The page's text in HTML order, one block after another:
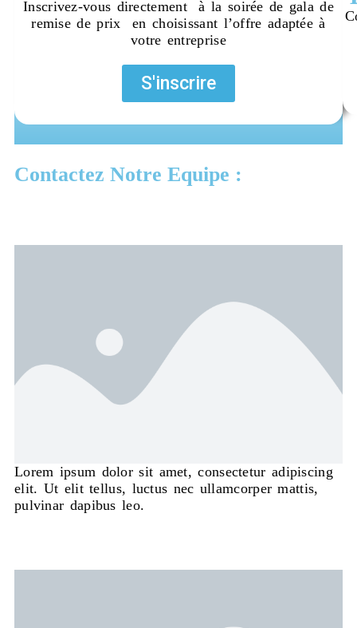
Inscrivez-vous directement à la soirée de gala de
remise de prix en choisissant l’offre adaptée à
votre entreprise
S'inscrire​
Contactez Notre Equipe :
Lorem ipsum dolor sit amet, consectetur adipiscing
elit. Ut elit tellus, luctus nec ullamcorper mattis,
pulvinar dapibus leo.